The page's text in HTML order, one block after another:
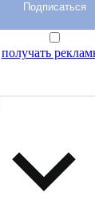
Подписаться
получать